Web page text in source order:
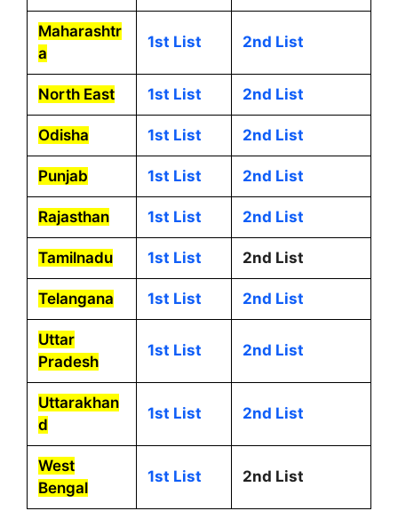
Maharashtr
a
1st List 2nd List
North East 1st List 2nd List
Odisha 1st List 2nd List
Punjab 1st List 2nd List
Rajasthan 1st List 2nd List
Tamilnadu 1st List 2nd List
Telangana 1st List 2nd List
Uttar
Pradesh
1st List 2nd List
Uttarakhan
d
1st List 2nd List
West
Bengal
1st List 2nd List